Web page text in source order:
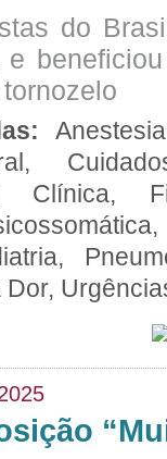
do
Clínica,